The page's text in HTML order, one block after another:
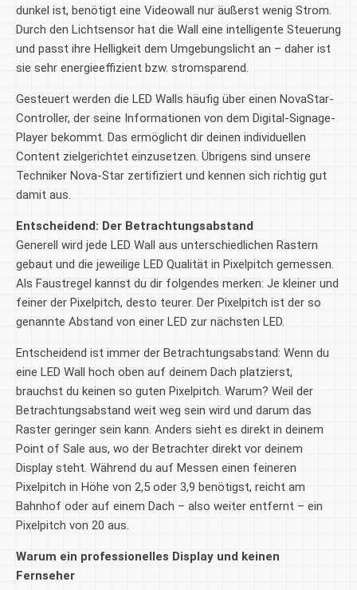
dunkel ist, benötigt eine Videowall nur äußerst wenig Strom.
Durch den Lichtsensor hat die Wall eine intelligente Steuerung
und passt ihre Helligkeit dem Umgebungslicht an – daher ist
sie sehr energieeffizient bzw. stromsparend.
Gesteuert werden die LED Walls häufig über einen NovaStar-
Controller, der seine Informationen von dem Digital-Signage-
Player bekommt. Das ermöglicht dir deinen individuellen
Content zielgerichtet einzusetzen. Übrigens sind unsere
Techniker Nova-Star zertifiziert und kennen sich richtig gut
damit aus.
Entscheidend: Der Betrachtungsabstand
Generell wird jede LED Wall aus unterschiedlichen Rastern
gebaut und die jeweilige LED Qualität in Pixelpitch gemessen.
Als Faustregel kannst du dir folgendes merken: Je kleiner und
feiner der Pixelpitch, desto teurer. Der Pixelpitch ist der so
genannte Abstand von einer LED zur nächsten LED.
Entscheidend ist immer der Betrachtungsabstand: Wenn du
eine LED Wall hoch oben auf deinem Dach platzierst,
brauchst du keinen so guten Pixelpitch. Warum? Weil der
Betrachtungsabstand weit weg sein wird und darum das
Raster geringer sein kann. Anders sieht es direkt in deinem
Point of Sale aus, wo der Betrachter direkt vor deinem
Display steht. Während du auf Messen einen feineren
Pixelpitch in Höhe von 2,5 oder 3,9 benötigst, reicht am
Bahnhof oder auf einem Dach – also weiter entfernt – ein
Pixelpitch von 20 aus.
Warum ein professionelles Display und keinen
Fernseher